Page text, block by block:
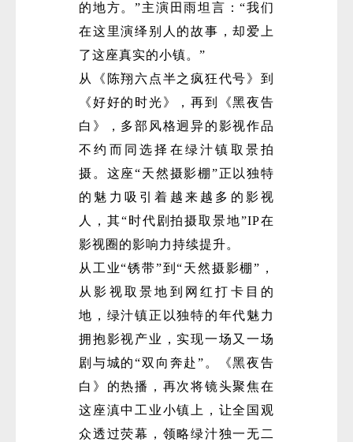
的地方。”主演田雨坦言：“我们
在这里演绎别人的故事，却爱上
了这座真实的小镇。”
从《陈翔六点半之疯狂代号》到
《好好的时光》，再到《黑夜告
白》，多部风格迥异的影视作品
不约而同选择在绿汁镇取景拍
摄。这座“天然摄影棚”正以独特
的魅力吸引着越来越多的影视
人，其“时代剧拍摄取景地”IP在
影视圈的影响力持续提升。
从工业“锈带”到“天然摄影棚”，
从影视取景地到网红打卡目的
地，绿汁镇正以独特的年代魅力
拥抱影视产业，实现一场又一场
剧与城的“双向奔赴”。《黑夜告
白》的热播，再次将镜头聚焦在
这座滇中工业小镇上，让全国观
众透过荧幕，领略绿汁独一无二